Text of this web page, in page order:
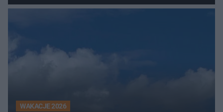
Świętokrzyskiem
WAKACJE 2026